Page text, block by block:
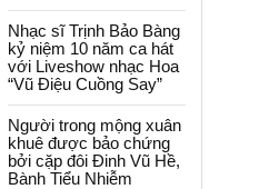
Nhạc sĩ Trịnh Bảo Bàng
kỷ niệm 10 năm ca hát
với Liveshow nhạc Hoa
“Vũ Điệu Cuồng Say”
Người trong mộng xuân
khuê được bảo chứng
bởi cặp đôi Đinh Vũ Hề,
Bành Tiểu Nhiễm